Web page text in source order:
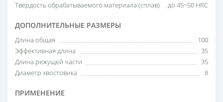
Твердость обрабатываемого материала (сплав)
до 45~50 HRC
ДОПОЛНИТЕЛЬНЫЕ РАЗМЕРЫ
Длина общая
100
Эффективная длина
35
Длина режущей части
35
Диаметр хвостовика
8
ПРИМЕНЕНИЕ